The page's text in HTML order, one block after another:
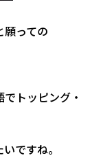
っての
トッピング・
ですね。